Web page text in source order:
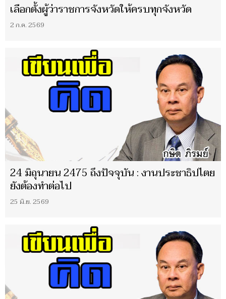
เลือกตั้งผู้ว่าราชการจังหวัดให้ครบทุกจังหวัด
2 ก.ค. 2569
24 มิถุนายน 2475 ถึงปัจจุบัน : งานประชาธิปไตย
ยังต้องทำต่อไป
25 มิ.ย. 2569